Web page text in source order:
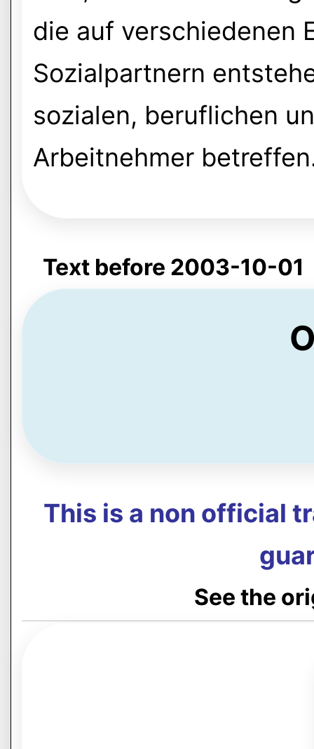
die auf verschiedenen
Sozialpartnern
sozialen, beruflichen
Arbeitnehmer
Text before 2003-10-01
This is a non official
See the